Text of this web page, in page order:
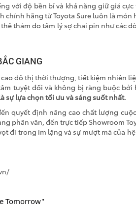
với độ bền bỉ và khả năng giữ giá
chính hãng từ Toyota Sure luôn là món
thảm do tâm lý sợ chai pin như các
GIANG
đô thị thời thượng, tiết kiệm nhiên
tuyệt đối và không bị ràng buộc bởi
sự lựa chọn tối ưu và sáng suốt nhất.
quyết định nâng cao chất lượng
phân vân, đến trực tiếp Showroom
đi trong im lặng và sự mượt mà của
Tomorrow"